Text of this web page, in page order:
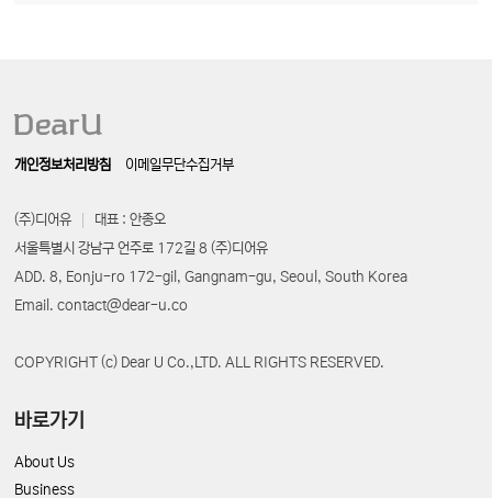
개인정보처리방침 이메일무단수집거부
(주)디어유
대표 : 안종오
서울특별시 강남구 언주로 172길 8 (주)디어유
ADD. 8, Eonju-ro 172-gil, Gangnam-gu, Seoul, South Korea
Email. contact@dear-u.co
COPYRIGHT (c) Dear U Co.,LTD. ALL RIGHTS RESERVED.
바로가기
About Us
Business